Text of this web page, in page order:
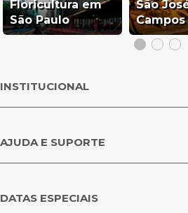
Floricultura em
São Paulo
São
Campos
INSTITUCIONAL
AJUDA E SUPORTE
DATAS ESPECIAIS